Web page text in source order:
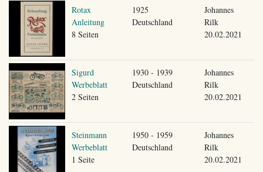
Rotax
Anleitung
8 Seiten
1925
Deutschland
Johannes
Rilk
20.02.2021
Sigurd
Werbeblatt
2 Seiten
1930 - 1939
Deutschland
Johannes
Rilk
20.02.2021
Steinmann
Werbeblatt
1 Seite
1950 - 1959
Deutschland
Johannes
Rilk
20.02.2021